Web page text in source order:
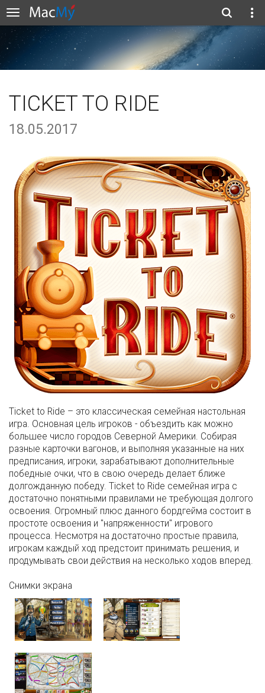
TICKET TO RIDE
18.05.2017
Ticket to Ride – это классическая семейная настольная
игра. Основная цель игроков - объездить как можно
большее число городов Северной Америки. Собирая
разные карточки вагонов, и выполняя указанные на них
предписания, игроки, зарабатывают дополнительные
победные очки, что в свою очередь делает ближе
долгожданную победу. Ticket to Ride семейная игра с
достаточно понятными правилами не требующая долгого
освоения. Огромный плюс данного бордгейма состоит в
простоте освоения и "напряженности" игрового
процесса. Несмотря на достаточно простые правила,
игрокам каждый ход предстоит принимать решения, и
продумывать свои действия на несколько ходов вперед.
Снимки экрана